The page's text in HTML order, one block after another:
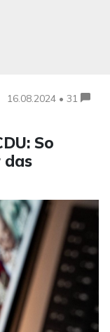
16.08.2024 • 31
So